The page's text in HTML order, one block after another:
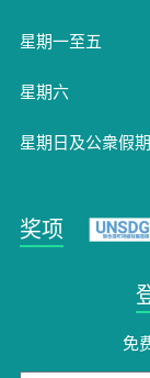
星期一至五
星期六
星期日及公衆假期
免
奖项